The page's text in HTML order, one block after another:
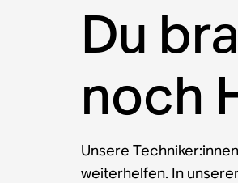
Du
noch
Unsere
weiterhelfen. In